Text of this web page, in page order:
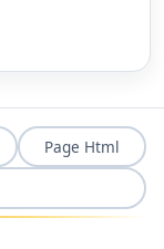
Page Html